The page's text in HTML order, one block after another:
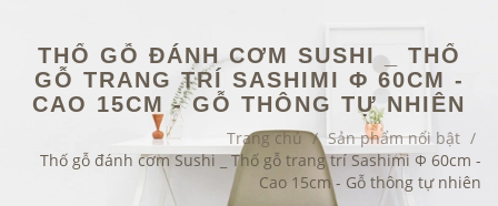
THỐ GỖ ĐÁNH CƠM SUSHI _ THỐ
GỖ TRANG TRÍ SASHIMI Φ 60CM -
CAO 15CM - GỖ THÔNG TỰ NHIÊN
Trang chủ / Sản phẩm nổi bật /
Thố gỗ đánh cơm Sushi _ Thố gỗ trang trí Sashimi Φ 60cm -
Cao 15cm - Gỗ thông tự nhiên